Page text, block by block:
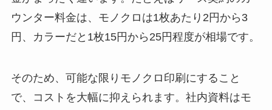
ウンター料金は、モノクロは1枚あたり2円から3
円、カラーだと1枚15円から25円程度が相場です。
そのため、可能な限りモノクロ印刷にすること
で、コストを大幅に抑えられます。社内資料はモ